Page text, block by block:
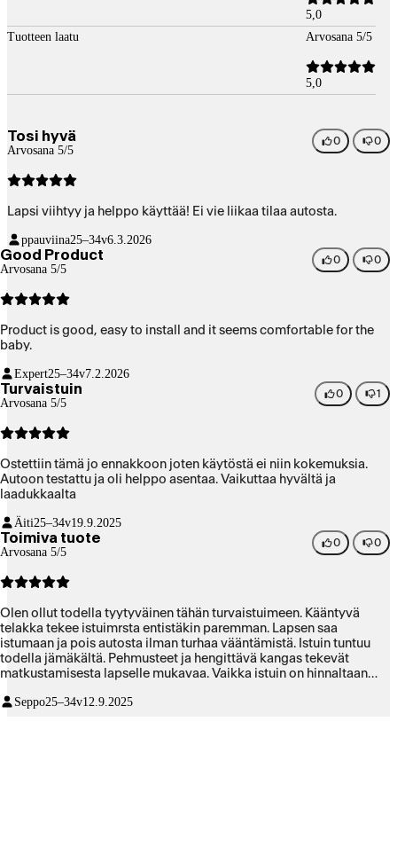
5,0
Tuotteen laatu
Arvosana 5/5
5,0
Tosi hyvä
Arvosana 5/5
0 0
Lapsi viihtyy ja helppo käyttää! Ei vie liikaa tilaa autosta.
ppauviina25–34v6.3.2026
Good Product
Arvosana 5/5
0 0
Product is good, easy to install and it seems comfortable for the
baby.
Expert25–34v7.2.2026
Turvaistuin
Arvosana 5/5
0 1
Ostettiin tämä jo ennakkoon joten käytöstä ei niin kokemuksia.
Autoon testattu ja oli helppo asentaa. Vaikuttaa hyvältä ja
laadukkaalta
Äiti25–34v19.9.2025
Toimiva tuote
Arvosana 5/5
0 0
Olen ollut todella tyytyväinen tähän turvaistuimeen. Kääntyvä
telakka tekee istuimrsta entistäkin paremman. Lapsen saa
istumaan ja pois autosta ilman turhaa vääntämistä. Istuin tuntuu
todella jämäkältä. Pehmusteet ja hengittävä kangas tekevät
matkustamisesta lapselle mukavaa. Vaikka istuin on hinnaltaan
Seppo25–34v12.9.2025